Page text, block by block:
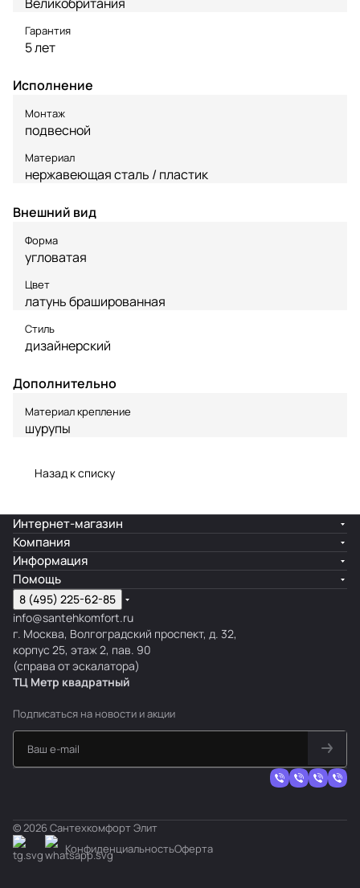
Гарантия
5 лет
Исполнение
Монтаж
подвесной
Материал
нержавеющая сталь / пластик
Внешний вид
Форма
угловатая
Цвет
латунь брашированная
Стиль
дизайнерский
Дополнительно
Материал крепление
шурупы
Назад к списку
Интернет-магазин
Компания
Информация
Помощь
8 (495) 225-62-85
info@santehkomfort.ru
г. Москва, Волгоградский проспект, д. 32,
корпус 25, этаж 2, пав. 90
(справа от эскалатора)
ТЦ Метр квадратный
Подписаться на новости и акции
© 2026 Сантехкомфорт Элит
КонфиденциальностьОферта